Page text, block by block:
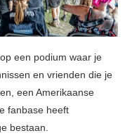
een podium waar je
en vrienden die je
een Amerikaanse
fanbase heeft
bestaan.